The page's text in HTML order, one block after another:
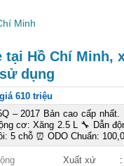
Minh
Hồ Chí Minh,
sử dụng
610 triệu
– 2017 Bản cao cấp
cơ: Xăng 2.5 L 🔧 Dẫn
5 chỗ ⏰ ODO Chuẩn:
Xuất xứ :